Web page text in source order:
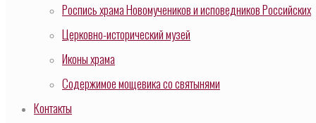
Роспись храма Новомучеников и исповедников Российских
Церковно-исторический музей
Иконы храма
Содержимое мощевика со святынями
Контакты